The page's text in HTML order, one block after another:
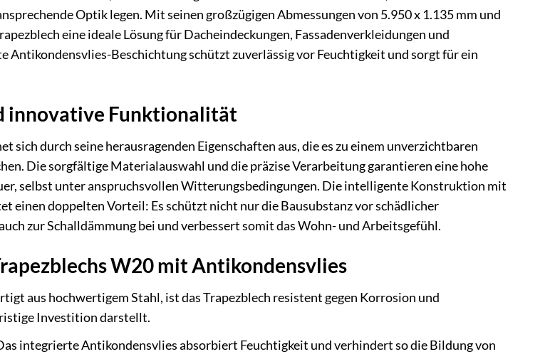
Optik legen. Mit seinen großzügigen Abmessungen von 5.950 x 1.135 mm und
eine ideale Lösung für Dacheindeckungen, Fassadenverkleidungen und
Antikondensvlies-Beschichtung schützt zuverlässig vor Feuchtigkeit und sorgt für ein
innovative Funktionalität
sich durch seine herausragenden Eigenschaften aus, die es zu einem unverzichtbaren
Die sorgfältige Materialauswahl und die präzise Verarbeitung garantieren eine hohe
selbst unter anspruchsvollen Witterungsbedingungen. Die intelligente Konstruktion mit
einen doppelten Vorteil: Es schützt nicht nur die Bausubstanz vor schädlicher
zur Schalldämmung bei und verbessert somit das Wohn- und Arbeitsgefühl.
W20 mit Antikondensvlies
aus hochwertigem Stahl, ist das Trapezblech resistent gegen Korrosion und
Investition darstellt.
integrierte Antikondensvlies absorbiert Feuchtigkeit und verhindert so die Bildung von